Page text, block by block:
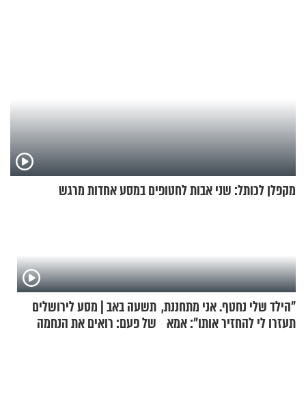
מקפלן לכותל: שני אבות לחטופים במסע אחדות מרגש
"הילד שלי נחטף. אני מתחננת,
תעזרו לי להחזיר אותו": אמא
תשעה באב | מסע לירושלים
של פעם: רואים את הנחמה